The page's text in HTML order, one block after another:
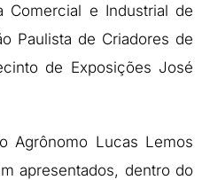
Comercial e Industrial de
Paulista de Criadores de
de Exposições José
Agrônomo Lucas Lemos
apresentados, dentro do